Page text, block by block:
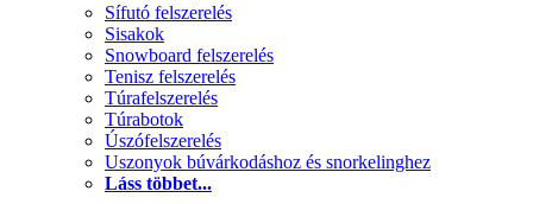
Sífutó felszerelés
Sisakok
Snowboard felszerelés
Tenisz felszerelés
Túrafelszerelés
Túrabotok
Úszófelszerelés
Uszonyok búvárkodáshoz és snorkelinghez
Láss többet...